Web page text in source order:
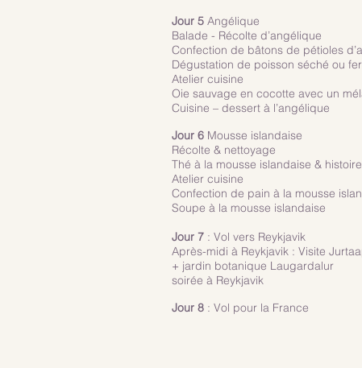
Jour 5 Angélique
Balade - Récolte d’angélique
Confection de bâtons de pétioles
Dégustation de poisson séché ou
Atelier cuisine
Oie sauvage en cocotte avec un
Cuisine – dessert à l’angélique
Jour 6 Mousse islandaise
Récolte & nettoyage
Thé à la mousse islandaise &
Atelier cuisine
Confection de pain à la mousse
Soupe à la mousse islandaise
Jour 7 : Vol vers Reykjavik
Après-midi à Reykjavik : Visite
+ jardin botanique Laugardalur
soirée à Reykjavik
Jour 8 : Vol pour la France